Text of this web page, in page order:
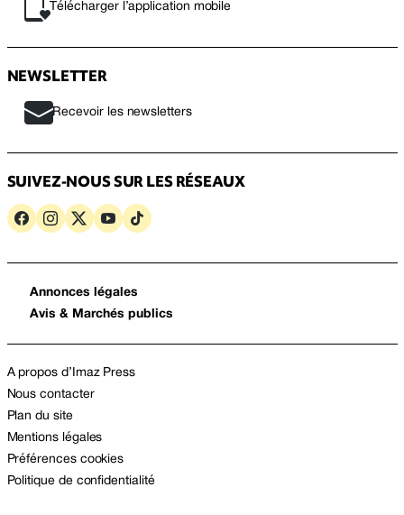
Télécharger l’application mobile
NEWSLETTER
Recevoir les newsletters
SUIVEZ-NOUS SUR LES RÉSEAUX
Annonces légales
Avis & Marchés publics
A propos d’Imaz Press
Nous contacter
Plan du site
Mentions légales
Préférences cookies
Politique de confidentialité